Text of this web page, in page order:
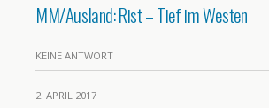
MM/Ausland: Rist – Tief im Westen
KEINE ANTWORT
2. APRIL 2017